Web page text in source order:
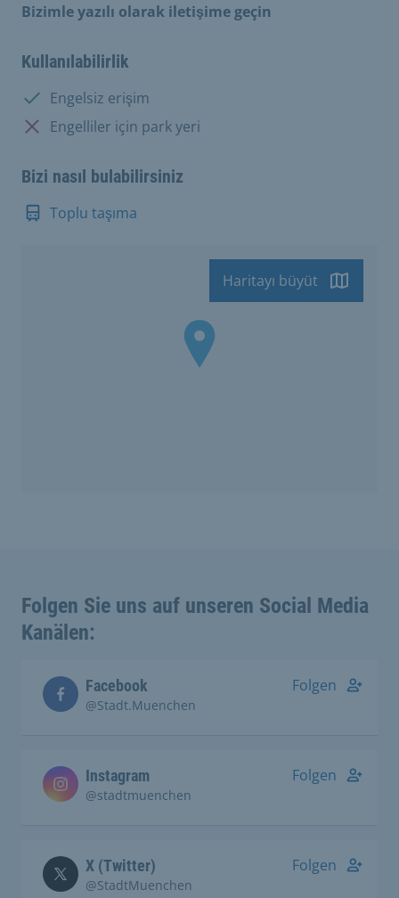
Bizimle yazılı olarak iletişime geçin
Kullanılabilirlik
Mevcut:Engelsiz erişim
Mevcut değil:
Engelliler için park yeri
Bizi nasıl bulabilirsiniz
Toplu taşıma
Haritayı büyüt
Folgen Sie uns auf unseren Social Media
Kanälen:
Facebook
@Stadt.Muenchen
Folgen
Instagram
@stadtmuenchen
Folgen
X (Twitter)
@StadtMuenchen
Folgen